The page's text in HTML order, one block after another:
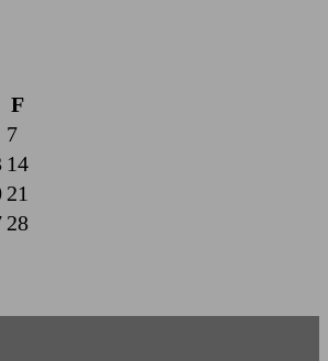
F
7
14
21
28